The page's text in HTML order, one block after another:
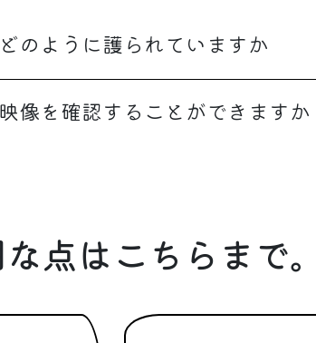
のように護られていますか
像を確認することができますか
点はこちらまで